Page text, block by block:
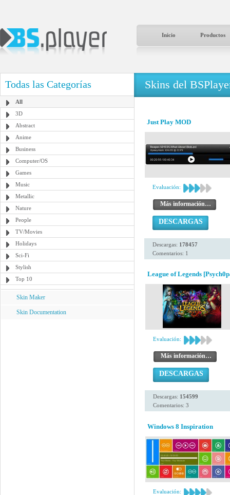
Inicio Productos
Todas las Categorías
All
3D
Abstract
Anime
Business
Computer/OS
Games
Music
Metallic
Nature
People
TV/Movies
Holidays
Sci-Fi
Stylish
Top 10
Skin Maker
Skin Documentation
Skins del
Just Play MOD
Evaluación:
Más información…
DESCARGAS
Descargas: 178457
Comentarios: 1
League of Legends
Evaluación:
Más información…
DESCARGAS
Descargas: 154599
Comentarios: 3
Windows 8 Inspiration
Evaluación: